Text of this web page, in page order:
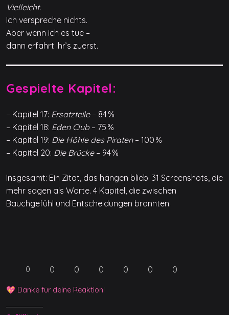
Vielleicht.
Ich verspreche nichts.
Aber wenn ich es tue –
dann erfahrt ihr’s zuerst.
Gespielte Kapitel:
– Kapitel 17: Ersatzteile– 84 %
– Kapitel 18: Eden Club – 75 %
– Kapitel 19: Die Höhle des Piraten– 100 %
– Kapitel 20: Die Brücke– 94 %
Insgesamt: Ein Zitat, das hängen blieb. 31 Screenshots, die
mehr sagen als Worte. 4 Kapitel, die zwischen
Bauchgefühl und Entscheidungen brannten.
0 0 0 0 0 0 0
💖 Danke für deine Reaktion!